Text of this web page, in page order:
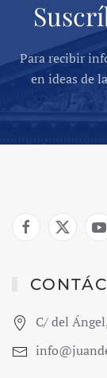
Para recibir
en ideas de
C/ del